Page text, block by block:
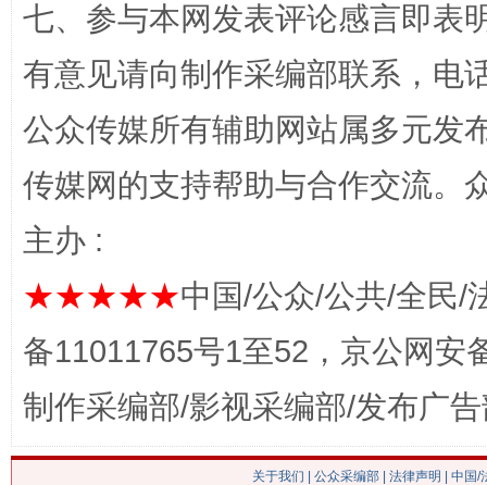
这是一记警钟！ 谢
今
七、参与本网发表评论感言即表
有意见请向制作采编部联系，电
公众传媒所有辅助网站属多元发
传媒网的支持帮助与合作交流。
主办 :
★★★★★中国/公众/公共/全民/
备11011765号1至52，京公网安
制作采编部/影视采编部/发布广
关于我们 公众采编部 法律声明 | 中国